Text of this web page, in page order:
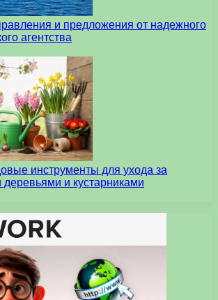
и предложения от надежного
агентства
инструменты для ухода за
деревьями и кустарниками